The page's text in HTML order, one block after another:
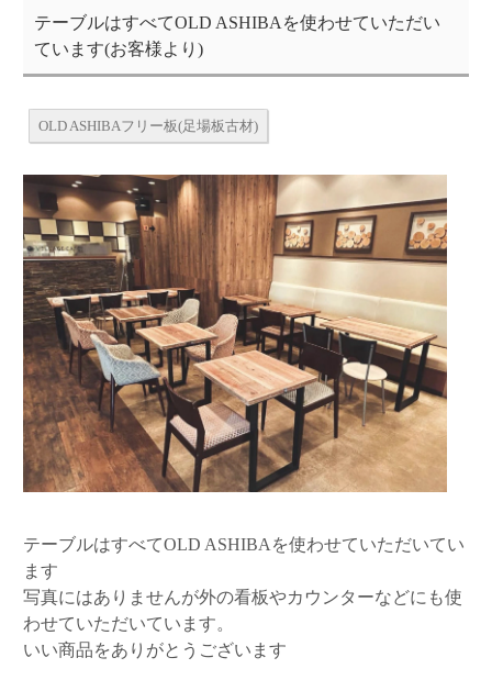
テーブルはすべてOLD ASHIBAを使わせていただい
ています(お客様より)
OLD ASHIBAフリー板(足場板古材)
テーブルはすべてOLD ASHIBAを使わせていただいてい
ます
写真にはありませんが外の看板やカウンターなどにも使
わせていただいています。
いい商品をありがとうございます